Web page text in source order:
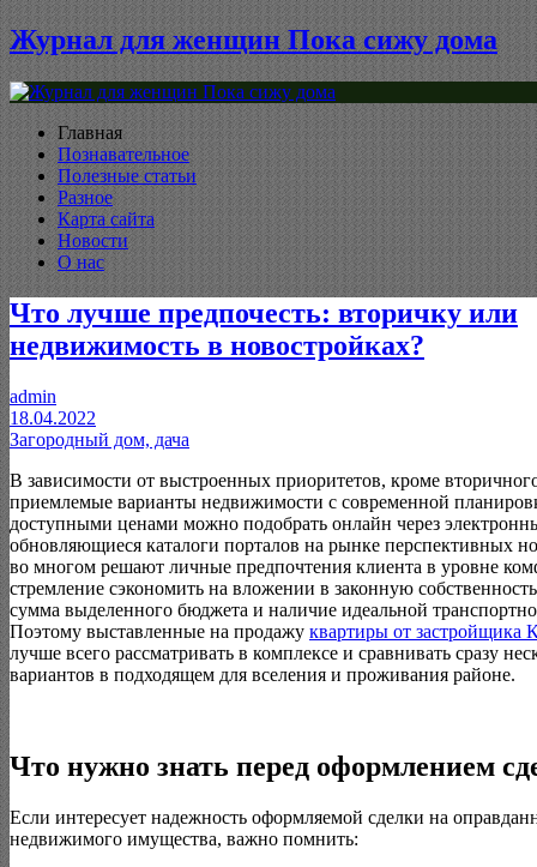
Журнал для женщин Пока сижу дома
Главная
Познавательное
Полезные статьи
Разное
Карта сайта
Новости
О нас
Что лучше предпочесть: вторичку или
недвижимость в новостройках?
admin
18.04.2022
Загородный дом, дача
В зависимости от выстроенных приоритетов, кроме
приемлемые варианты недвижимости с современной
доступными ценами можно подобрать онлайн через
обновляющиеся каталоги порталов на рынке перспективных
во многом решают личные предпочтения клиента в уровне
стремление сэкономить на вложении в законную
сумма выделенного бюджета и наличие идеальной
Поэтому выставленные на продажу квартиры от застройщика
лучше всего рассматривать в комплексе и сравнивать сразу
вариантов в подходящем для вселения и проживания районе.
Что нужно знать перед оформлением
Если интересует надежность оформляемой сделки на
недвижимого имущества, важно помнить: